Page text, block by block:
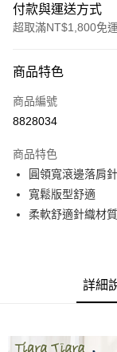
付款與運送方式
超取滿NT$1,800免運
信用卡一次付款
超商取貨付款
街口支付
悠遊付
AFTEE先享後付是「
３．安心：先確認商
全家取貨付款
商品特色
商品編號
8828034
商品特色
圓領寬滾邊落肩
寬鬆版型舒適
柔軟舒適針織材質
詳細